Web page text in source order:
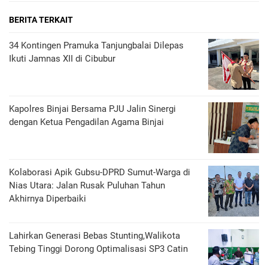
BERITA TERKAIT
34 Kontingen Pramuka Tanjungbalai Dilepas
Ikuti Jamnas XII di Cibubur
Kapolres Binjai Bersama PJU Jalin Sinergi
dengan Ketua Pengadilan Agama Binjai
Kolaborasi Apik Gubsu-DPRD Sumut-Warga di
Nias Utara: Jalan Rusak Puluhan Tahun
Akhirnya Diperbaiki
Lahirkan Generasi Bebas Stunting,Walikota
Tebing Tinggi Dorong Optimalisasi SP3 Catin